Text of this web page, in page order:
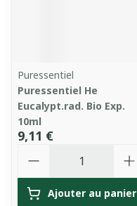
Puressentiel
Puressentiel He
Eucalypt.rad. Bio Exp.
10ml
9,11 €
Ajouter au panier